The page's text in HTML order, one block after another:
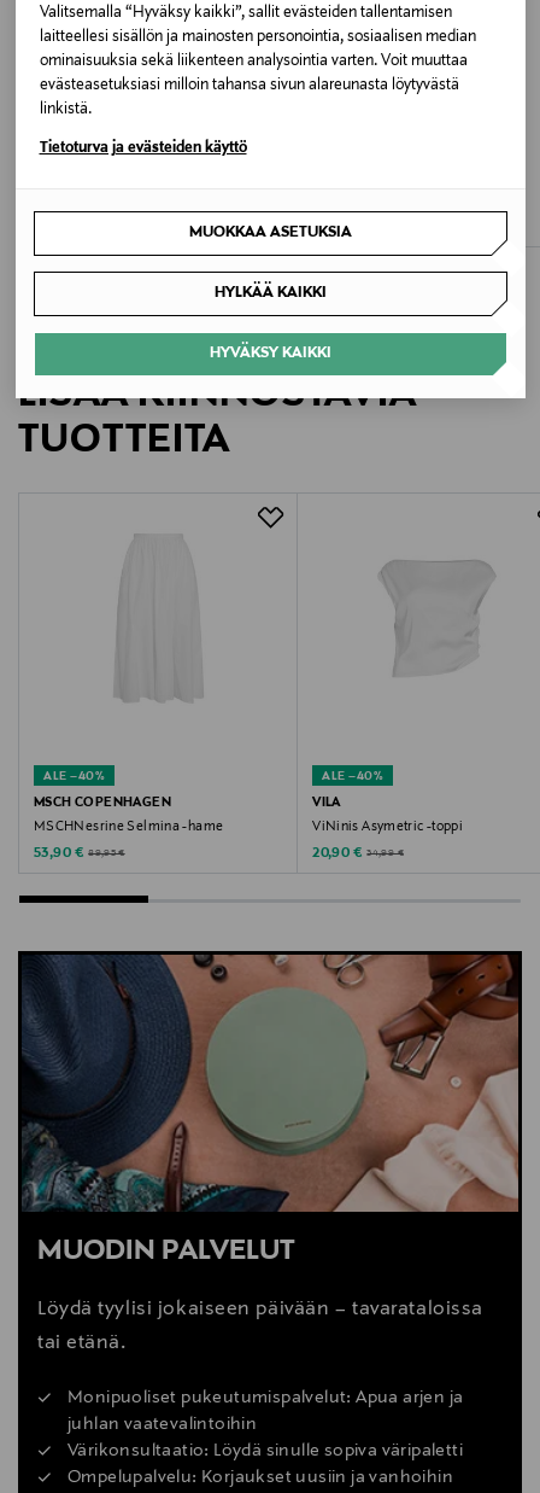
Valitsemalla “Hyväksy kaikki”, sallit evästeiden tallentamisen
laitteellesi sisällön ja mainosten personointia, sosiaalisen median
ominaisuuksia sekä liikenteen analysointia varten. Voit muuttaa
evästeasetuksiasi milloin tahansa sivun alareunasta löytyvästä
linkistä.
Tietoturva ja evästeiden käyttö
MUOKKAA ASETUKSIA
HYLKÄÄ KAIKKI
HYVÄKSY KAIKKI
Valmistajan tuotenumero
26-3-021-0238
Valmistaja
Thrigesvej 27, DK - 7430 Ikast, Denmark
Avainsanat
Discounted Price
117,00 €
LISÄÄ KIINNOSTAVIA
TUOTTEITA
ALE –40%
MSCH COPENHAGEN
MSCHNesrine Selmina -hame
Discounted Price
53,90 € Original Price
89,95 €
ALE –40%
VILA
ViNinis Asymetric -toppi
Discounted Price
20,90 € Original Price
34,99 €
MUODIN PALVELUT
Löydä tyylisi jokaiseen päivään – tavarataloissa
tai etänä.
Monipuoliset pukeutumispalvelut: Apua arjen ja
juhlan vaatevalintoihin
Värikonsultaatio: Löydä sinulle sopiva väripaletti
Ompelupalvelu: Korjaukset uusiin ja vanhoihin